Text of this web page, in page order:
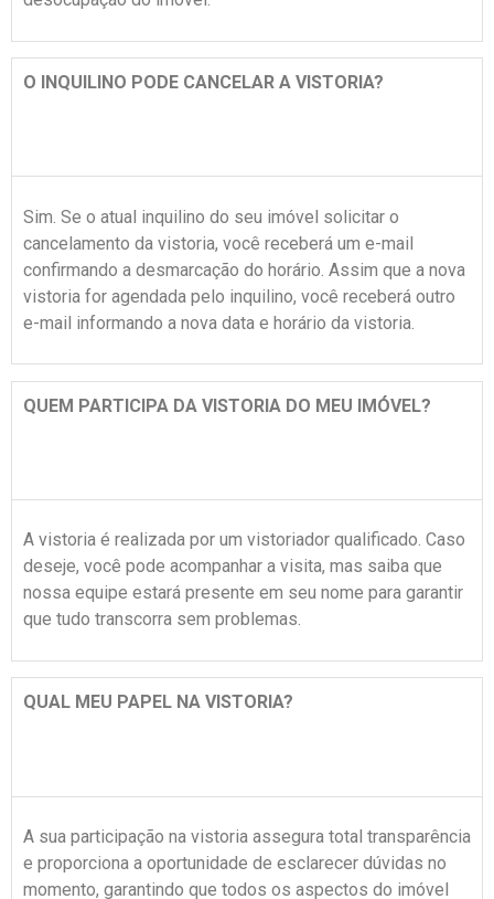
O INQUILINO PODE CANCELAR A VISTORIA?
Sim. Se o atual inquilino do seu imóvel solicitar o
cancelamento da vistoria, você receberá um e-mail
confirmando a desmarcação do horário. Assim que a nova
vistoria for agendada pelo inquilino, você receberá outro
e-mail informando a nova data e horário da vistoria.
QUEM PARTICIPA DA VISTORIA DO MEU IMÓVEL?
A vistoria é realizada por um vistoriador qualificado. Caso
deseje, você pode acompanhar a visita, mas saiba que
nossa equipe estará presente em seu nome para garantir
que tudo transcorra sem problemas.
QUAL MEU PAPEL NA VISTORIA?
A sua participação na vistoria assegura total transparência
e proporciona a oportunidade de esclarecer dúvidas no
momento, garantindo que todos os aspectos do imóvel